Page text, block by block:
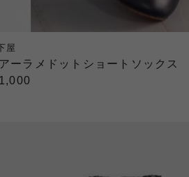
屋
ーラメドットショートソックス